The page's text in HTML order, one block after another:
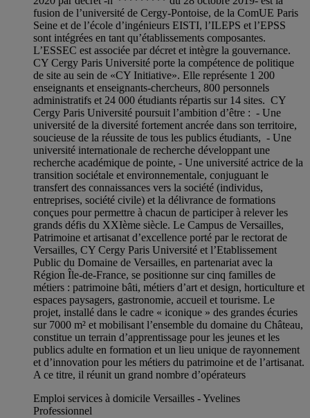
fusion de l’université de Cergy-Pontoise, de la ComUE Paris
Seine et de l’école d’ingénieurs EISTI, l’ILEPS et l’EPSS
sont intégrées en tant qu’établissements composantes.
L’ESSEC est associée par décret et intègre la gouvernance.
CY Cergy Paris Université porte la compétence de politique
de site au sein de «CY Initiative». Elle représente 1 200
enseignants et enseignants-chercheurs, 800 personnels
administratifs et 24 000 étudiants répartis sur 14 sites. CY
Cergy Paris Université poursuit l’ambition d’être : - Une
université de la diversité fortement ancrée dans son territoire,
soucieuse de la réussite de tous les publics étudiants, - Une
université internationale de recherche développant une
recherche académique de pointe, - Une université actrice de la
transition sociétale et environnementale, conjuguant le
transfert des connaissances vers la société (individus,
entreprises, société civile) et la délivrance de formations
conçues pour permettre à chacun de participer à relever les
grands défis du XXIème siècle. Le Campus de Versailles,
Patrimoine et artisanat d’excellence porté par le rectorat de
Versailles, CY Cergy Paris Université et l’Etablissement
Public du Domaine de Versailles, en partenariat avec la
Région Île-de-France, se positionne sur cinq familles de
métiers : patrimoine bâti, métiers d’art et design, horticulture et
espaces paysagers, gastronomie, accueil et tourisme. Le
projet, installé dans le cadre « iconique » des grandes écuries
sur 7000 m² et mobilisant l’ensemble du domaine du Château,
constitue un terrain d’apprentissage pour les jeunes et les
publics adulte en formation et un lieu unique de rayonnement
et d’innovation pour les métiers du patrimoine et de l’artisanat.
A ce titre, il réunit un grand nombre d’opérateurs
Emploi services à domicile Versailles - Yvelines
Professionnel